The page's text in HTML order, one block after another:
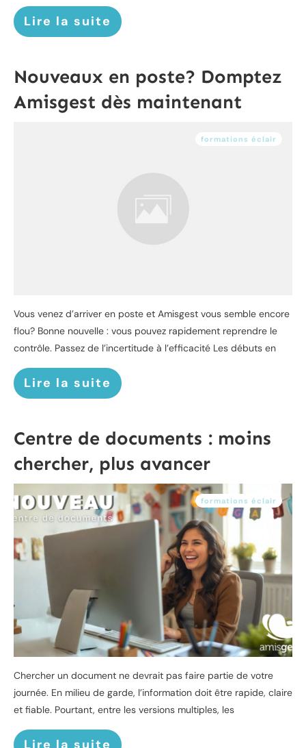
Lire la suite
Nouveaux en poste? Domptez
Amisgest dès maintenant
formations éclair
Vous venez d’arriver en poste et Amisgest vous semble encore
flou? Bonne nouvelle : vous pouvez rapidement reprendre le
contrôle. Passez de l’incertitude à l’efficacité Les débuts en
Lire la suite
Centre de documents : moins
chercher, plus avancer
formations éclair
Chercher un document ne devrait pas faire partie de votre
journée. En milieu de garde, l’information doit être rapide, claire
et fiable. Pourtant, entre les versions multiples, les
Lire la suite